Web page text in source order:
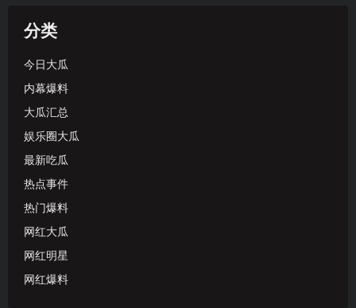
分类
今日大瓜
内幕爆料
大瓜汇总
娱乐圈大瓜
最新吃瓜
热点事件
热门爆料
网红大瓜
网红明星
网红爆料